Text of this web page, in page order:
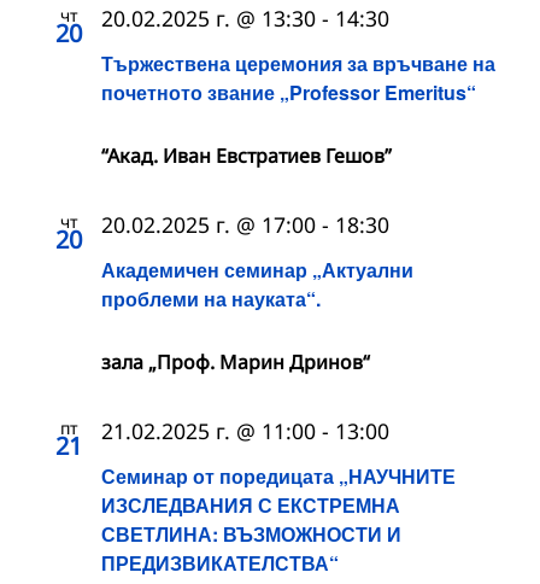
чт
20
Тържествена церемония за връчване на
почетното звание „Professor Emeritus“
20.02.2025 г. @ 13:30 - 14:30
“Акад. Иван Евстратиев Гешов”
чт
20
Академичен семинар „Актуални
проблеми на науката“.
20.02.2025 г. @ 17:00 - 18:30
зала „Проф. Марин Дринов“
пт
21
Семинар от поредицата „НАУЧНИТЕ
ИЗСЛЕДВАНИЯ С ЕКСТРЕМНА
СВЕТЛИНА: ВЪЗМОЖНОСТИ И
ПРЕДИЗВИКАТЕЛСТВА“
21.02.2025 г. @ 11:00 - 13:00